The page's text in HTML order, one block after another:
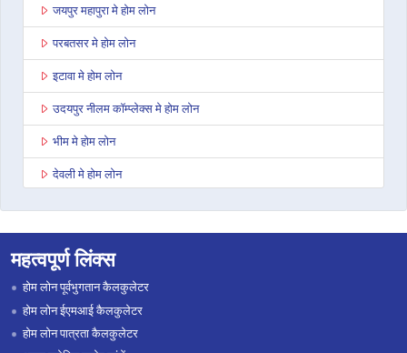
जयपुर महापुरा मे होम लोन
परबतसर मे होम लोन
इटावा मे होम लोन
उदयपुर नीलम कॉम्प्लेक्स मे होम लोन
भीम मे होम लोन
देवली मे होम लोन
भरतपुर मे होम लोन
सवाई माधोपुर मे होम लोन
रामगंज मंडी मे होम लोन
महत्वपूर्ण लिंक्स
होम लोन पूर्वभुगतान कैलकुलेटर
होम लोन ईएमआई कैलकुलेटर
होम लोन पात्रता कैलकुलेटर